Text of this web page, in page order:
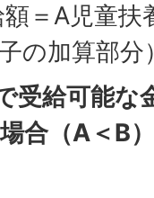
＝A児童
の加算部分
受給可能な
合（A＜B